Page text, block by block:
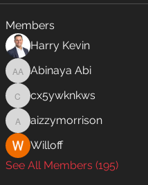
Members
Harry Kevin
Abinaya Abi
Abinaya Abi
cx5ywknkws
cx5ywknkws
aizzymorrison
aizzymorrison
Willoff
See All Members (195)